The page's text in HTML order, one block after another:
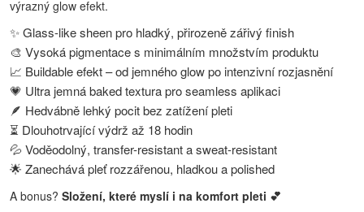
výrazný glow efekt.
✨ Glass-like sheen pro hladký, přirozeně zářivý finish
🎨 Vysoká pigmentace s minimálním množstvím produktu
📈 Buildable efekt – od jemného glow po intenzivní rozjasnění
💗 Ultra jemná baked textura pro seamless aplikaci
🪶 Hedvábně lehký pocit bez zatížení pleti
⏳ Dlouhotrvající výdrž až 18 hodin
💦 Voděodolný, transfer-resistant a sweat-resistant
🌟 Zanechává pleť rozzářenou, hladkou a polished
A bonus? Složení, které myslí i na komfort pleti 💕